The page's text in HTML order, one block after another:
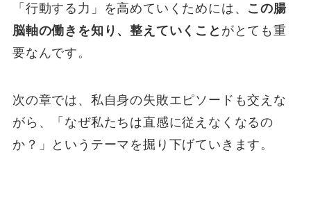
「行動する力」を高めていくためには、 この腸
脳軸の働きを知り、整えていくこと がとても重
要なんです。
次の章では、私自身の失敗エピソードも交えな
がら、「なぜ私たちは直感に従えなくなるの
か？」というテーマを掘り下げていきます。